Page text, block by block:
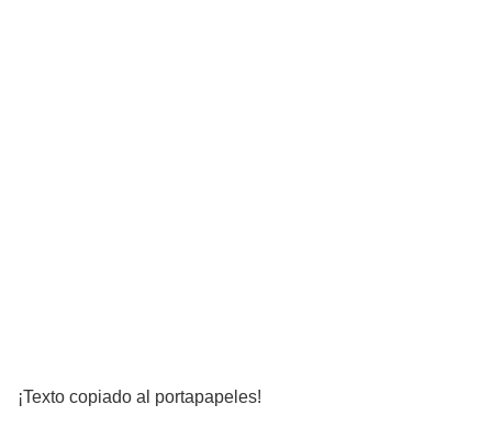
¡Texto copiado al portapapeles!